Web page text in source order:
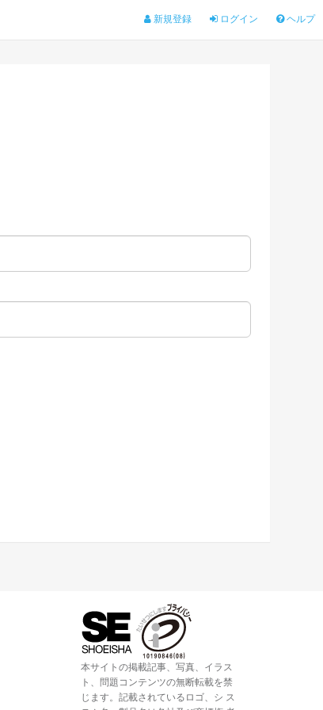
新規登録 ログイン ヘルプ
本サイトの掲載記事、写真、イラス
ト、問題コンテンツの無断転載を禁
じます。記載されているロゴ、シ ス